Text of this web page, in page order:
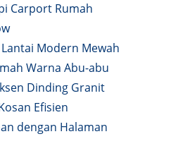
Carport Rumah
Modern Mewah
Warna Abu-abu
Dinding Granit
Efisien
dengan Halaman